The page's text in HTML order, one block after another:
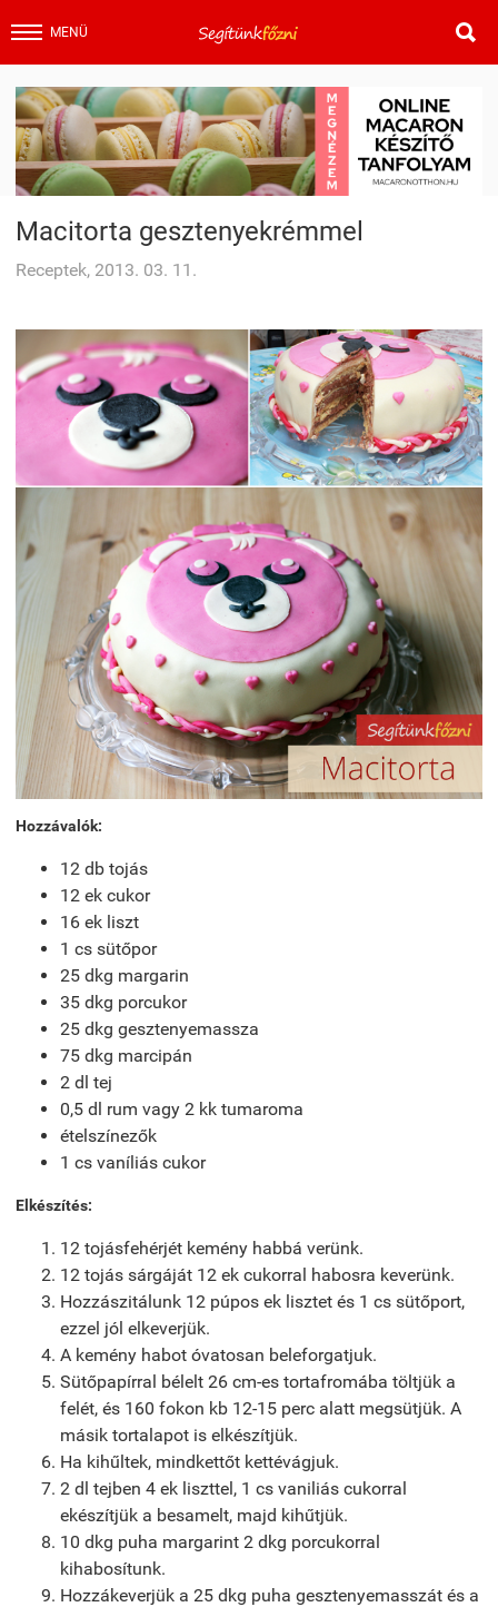
MENÜ 
Macitorta gesztenyekrémmel
Receptek, 2013. 03. 11.
Hozzávalók:
12 db tojás
12 ek cukor
16 ek liszt
1 cs sütőpor
25 dkg margarin
35 dkg porcukor
25 dkg gesztenyemassza
75 dkg marcipán
2 dl tej
0,5 dl rum vagy 2 kk tumaroma
ételszínezők
1 cs vaníliás cukor
Elkészítés:
12 tojásfehérjét kemény habbá verünk.
12 tojás sárgáját 12 ek cukorral habosra keverünk.
Hozzászitálunk 12 púpos ek lisztet és 1 cs sütőport,
ezzel jól elkeverjük.
A kemény habot óvatosan beleforgatjuk.
Sütőpapírral bélelt 26 cm-es tortafromába töltjük a
felét, és 160 fokon kb 12-15 perc alatt megsütjük. A
másik tortalapot is elkészítjük.
Ha kihűltek, mindkettőt kettévágjuk.
2 dl tejben 4 ek liszttel, 1 cs vaniliás cukorral
ekészítjük a besamelt, majd kihűtjük.
10 dkg puha margarint 2 dkg porcukorral
kihabosítunk.
Hozzákeverjük a 25 dkg puha gesztenyemasszát és a